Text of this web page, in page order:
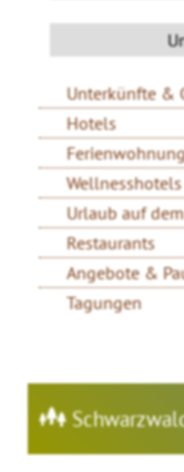
Unterkünfte &
Hotels
Wellnesshotels
Urlaub auf
Restaurants
Angebote &
Tagungen